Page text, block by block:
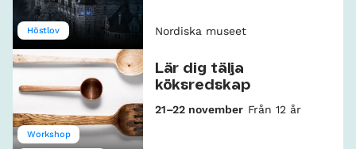
Höstlov Nordiska museet
Workshop
Lär dig tälja
köksredskap
21–22 november Från 12 år